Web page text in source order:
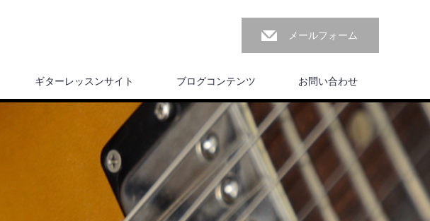
メールフォーム
ギターレッスンサイト ブログコンテンツ お問い合わせ